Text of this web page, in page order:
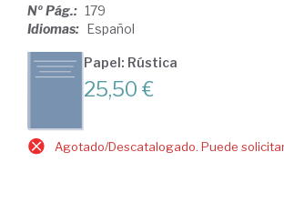
Nº Pág.: 179
Idiomas: Español
Papel: Rústica
25,50 €
Agotado/Descatalogado. Puede